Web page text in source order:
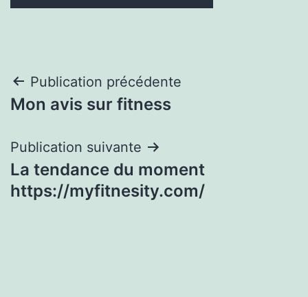
Navigation
de
l’article
Publication précédente
Mon avis sur fitness
Publication suivante
La tendance du moment
https://myfitnesity.com/